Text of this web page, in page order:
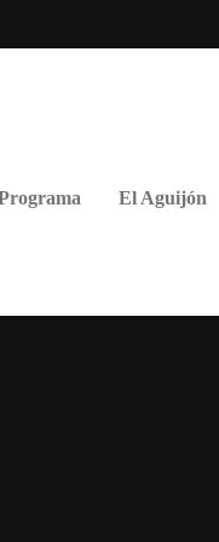
El Aguijón